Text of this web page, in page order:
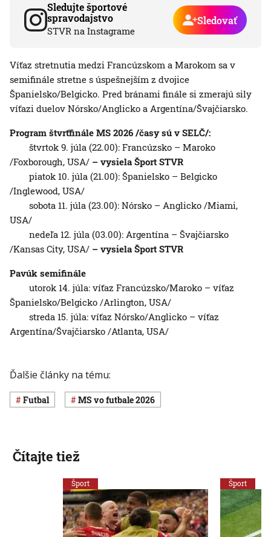
Sledujte športové
spravodajstvo
STVR na Instagrame
Sledovať
Víťaz stretnutia medzi Francúzskom a Marokom sa v
semifinále stretne s úspešnejším z dvojice
Španielsko/Belgicko. Pred bránami finále si zmerajú sily
víťazi duelov Nórsko/Anglicko a Argentína/Švajčiarsko.
Program štvrťfinále MS 2026 /časy sú v SELČ/:
štvrtok 9. júla (22.00): Francúzsko – Maroko
/Foxborough, USA/ – vysiela Šport STVR
piatok 10. júla (21.00): Španielsko – Belgicko
/Inglewood, USA/
sobota 11. júla (23.00): Nórsko – Anglicko /Miami,
USA/
nedeľa 12. júla (03.00): Argentína – Švajčiarsko
/Kansas City, USA/ – vysiela Šport STVR
Pavúk semifinále
utorok 14. júla: víťaz Francúzsko/Maroko – víťaz
Španielsko/Belgicko /Arlington, USA/
streda 15. júla: víťaz Nórsko/Anglicko – víťaz
Argentína/Švajčiarsko /Atlanta, USA/
Ďalšie články na tému:
Futbal MS vo futbale 2026
Čítajte tiež
Šport Šport